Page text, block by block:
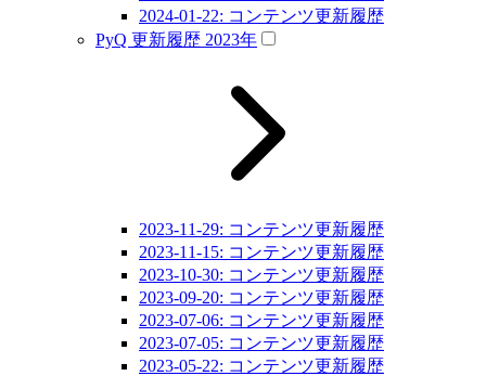
2024-01-22: コンテンツ更新履歴
PyQ 更新履歴 2023年
2023-11-29: コンテンツ更新履歴
2023-11-15: コンテンツ更新履歴
2023-10-30: コンテンツ更新履歴
2023-09-20: コンテンツ更新履歴
2023-07-06: コンテンツ更新履歴
2023-07-05: コンテンツ更新履歴
2023-05-22: コンテンツ更新履歴